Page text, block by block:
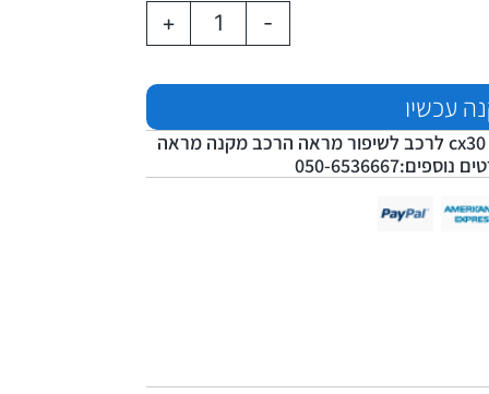
-
+
עכשיו
סט מגיני רוח מאזדה cx30 לרכב לשיפור מראה הרכב מקנה מראה
6536667